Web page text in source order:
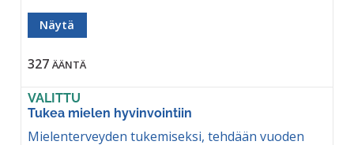
Näytä
327 ÄÄNTÄ
VALITTU
Tukea mielen hyvinvointiin
Mielenterveyden tukemiseksi, tehdään vuoden